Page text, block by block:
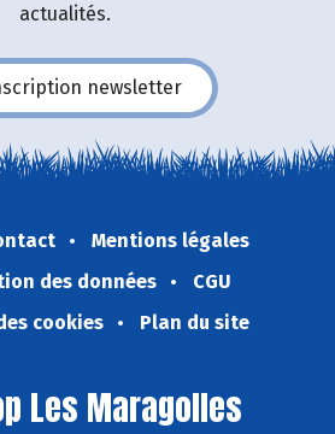
actualités.
newsletter
Mentions légales
des données
CGU
cookies
Plan du site
Les Maragolles